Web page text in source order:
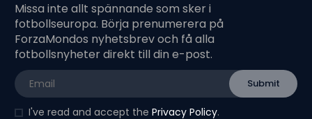
Missa inte allt spännande som sker i
fotbollseuropa. Börja prenumerera på
ForzaMondos nyhetsbrev och få alla
fotbollsnyheter direkt till din e-post.
I've read and accept the Privacy Policy.